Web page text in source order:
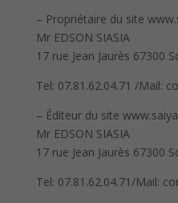
– Propriétaire du site
Mr EDSON SIASIA
17 rue Jean Jaurès 67300
Tel: 07.81.62.04.71 /Mail:
– Éditeur du site
Mr EDSON SIASIA
17 rue Jean Jaurès 67300
Tel: 07.81.62.04.71/Mail: